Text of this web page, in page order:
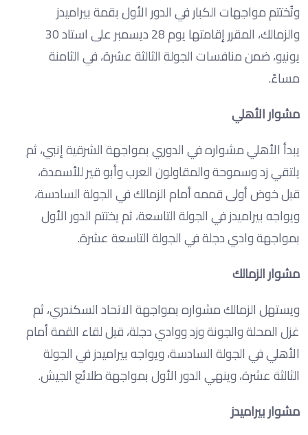
وتُختتم مواجهات الكبار في الدور الأول بقمة بيراميدز
والزمالك، المقرر إقامتها يوم 28 ديسمبر على استاد 30
يونيو، ضمن منافسات الجولة الثالثة عشرة، في الثامنة
مساءً.
مشوار الأهلي
يبدأ الأهلي مشواره في الدوري بمواجهة الشرقية إنبي، ثم
يلتقي زد وسموحة والمقاولون العرب وأبو قير للأسمدة،
قبل خوض أولى قممه أمام الزمالك في الجولة السادسة،
ويواجه بيراميدز في الجولة التاسعة، ثم يختتم الدور الأول
بمواجهة وادي دجلة في الجولة التاسعة عشرة.
مشوار الزمالك
ويستهل الزمالك مشواره بمواجهة الاتحاد السكندري، ثم
غزل المحلة والجونة وزد ووادي دجلة، قبل لقاء القمة أمام
الأهلي في الجولة السادسة، ويواجه بيراميدز في الجولة
الثالثة عشرة، وينهي الدور الأول بمواجهة طلائع الجيش.
مشوار بيراميدز